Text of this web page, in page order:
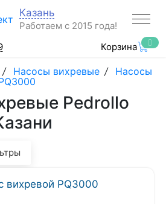
Казань
Работаем с 2015 года!
Корзина 0
/ Насосы вихревые / Насосы
Pedrollo